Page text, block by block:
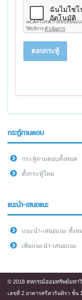
ตอบกระทู้
กระทู้ถามตอบ
กระทู้ถามตอบทั้งหมด
ตั้งกระทู้ใหม่
แนะนำ-เสนอแนะ
แนะนำ-เสนอแนะ ทั้งห
เพิ่มแนะนำ-เสนอแนะ
© 2018 สหกรณ์ออมทรัพย์มหา
เลขที่ 2 อาคารศรีสวรินทิรา ชั้น